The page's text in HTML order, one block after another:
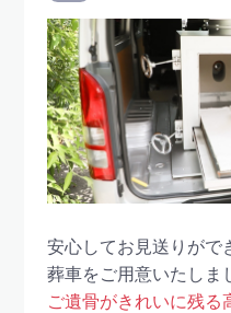
安心してお見送りがで
葬車をご用意いたしま
ご遺骨がきれいに残る